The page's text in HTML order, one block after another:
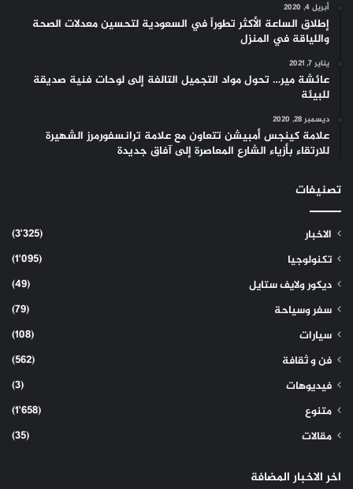
أبريل 4, 2020
إطلاق الساعة الأكثر تطوراً في السعودية لتحسين معدلات الصحة
واللياقة في المنزل
يناير 7, 2021
عائشة مير… تحول مواد التجميل التالفة إلى لوحات فنية صديقة
للبيئة
ديسمبر 28, 2020
علامة كينجس أمبيشن تتعاون مع علامة ترانسفورمرز الشهيرة
للارتقاء بأزياء الشارع المعاصرة إلى آفاق جديدة
تصنيفات
الاخبار
(3٬325)
تكنولوجيا
(1٬095)
ديكور ولايف ستايل
(49)
سفر وسياحة
(79)
سيارات
(108)
فن و ثقافة
(562)
فيديوهات
(3)
متنوع
(1٬658)
مقالات
(35)
اخر الاخبار المضافة